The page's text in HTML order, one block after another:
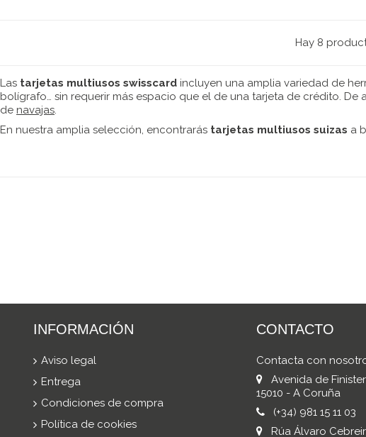
Hay 8
Las tarjetas multiusos swisscard incluyen una amplia variedad de
bolígrafo… sin requerir más espacio que el de una tarjeta de crédito.
de navajas
En nuestra amplia selección, encontrarás tarjetas multiusos suizas a
INFORMACIÓN
Aviso legal
Entrega
Condiciones de compra
Política de cookies
CONTACTO
Contacta con
Avenida de
15010 - A Coruña
(+34) 981 15 11 03
Rúa Álvaro